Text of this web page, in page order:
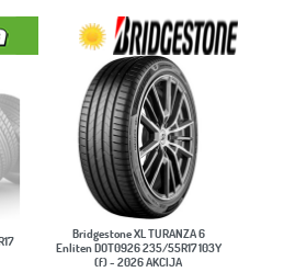
Bridgestone XL TURANZA 6
Enliten DOT0926 235/55R17 103Y
(f) - 2026 AKCIJA